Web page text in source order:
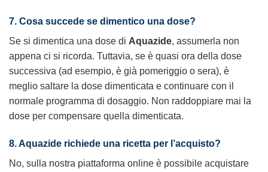
7. Cosa succede se dimentico una dose?
Se si dimentica una dose di Aquazide, assumerla non
appena ci si ricorda. Tuttavia, se è quasi ora della dose
successiva (ad esempio, è già pomeriggio o sera), è
meglio saltare la dose dimenticata e continuare con il
normale programma di dosaggio. Non raddoppiare mai la
dose per compensare quella dimenticata.
8. Aquazide richiede una ricetta per l’acquisto?
No, sulla nostra piattaforma online è possibile acquistare